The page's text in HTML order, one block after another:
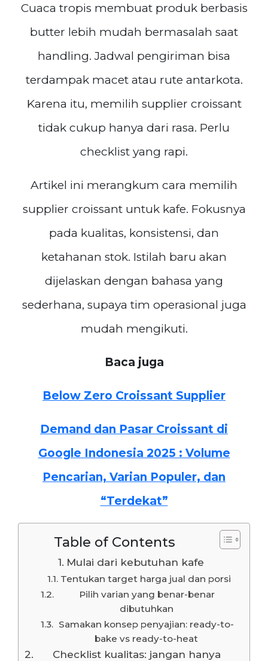
Cuaca tropis membuat produk berbasis
butter lebih mudah bermasalah saat
handling. Jadwal pengiriman bisa
terdampak macet atau rute antarkota.
Karena itu, memilih supplier croissant
tidak cukup hanya dari rasa. Perlu
checklist yang rapi.
Artikel ini merangkum cara memilih
supplier croissant untuk kafe. Fokusnya
pada kualitas, konsistensi, dan
ketahanan stok. Istilah baru akan
dijelaskan dengan bahasa yang
sederhana, supaya tim operasional juga
mudah mengikuti.
Baca juga
Below Zero Croissant Supplier
Demand dan Pasar Croissant di
Google Indonesia 2025 : Volume
Pencarian, Varian Populer, dan
“Terdekat”
Table of Contents
Mulai dari kebutuhan kafe
Tentukan target harga jual dan porsi
Pilih varian yang benar-benar
dibutuhkan
Samakan konsep penyajian: ready-to-
bake vs ready-to-heat
Checklist kualitas: jangan hanya